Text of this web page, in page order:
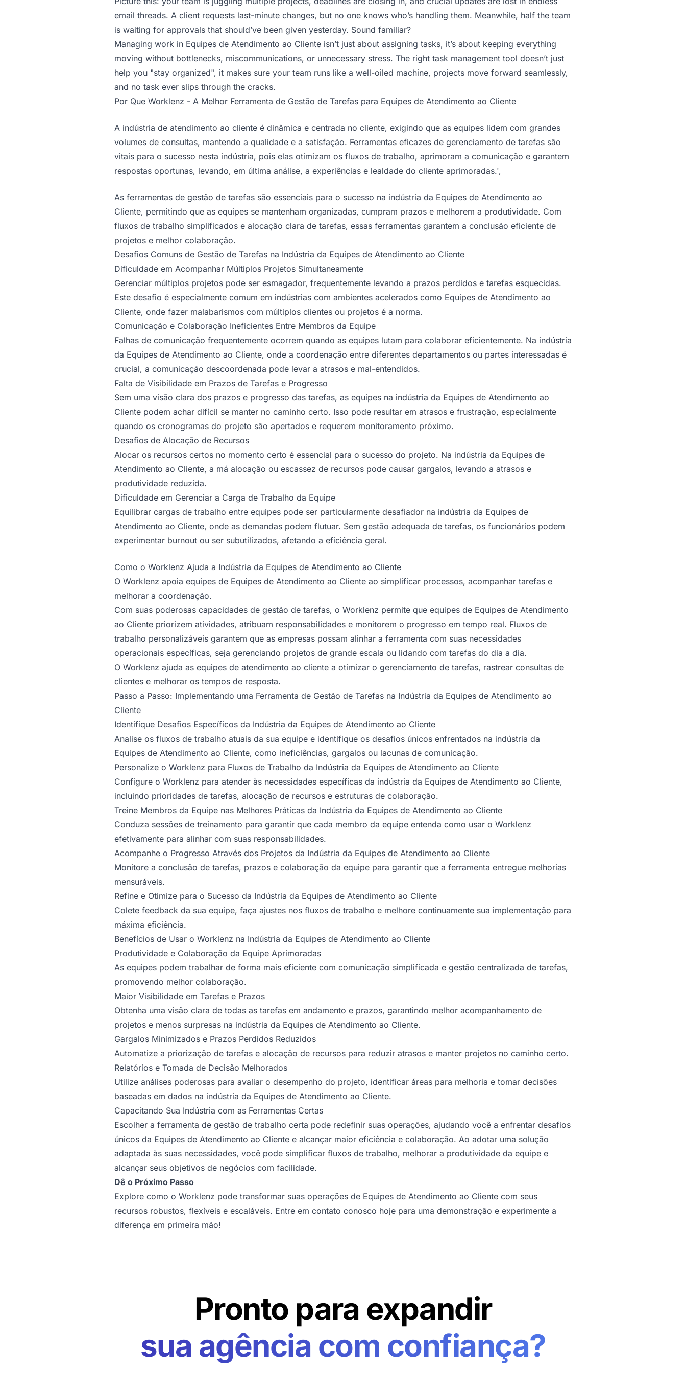
email threads. A client requests last-minute changes, but no one knows who’s handling them. Meanwhile, half the team
is waiting for approvals that should’ve been given yesterday. Sound familiar?
Managing work in Equipes de Atendimento ao Cliente isn’t just about assigning tasks, it’s about keeping everything
moving without bottlenecks, miscommunications, or unnecessary stress. The right task management tool doesn’t just
help you "stay organized", it makes sure your team runs like a well-oiled machine, projects move forward seamlessly,
and no task ever slips through the cracks.
Por Que Worklenz - A Melhor Ferramenta de Gestão de Tarefas para Equipes de Atendimento ao Cliente
A indústria de atendimento ao cliente é dinâmica e centrada no cliente, exigindo que as equipes lidem com grandes
volumes de consultas, mantendo a qualidade e a satisfação. Ferramentas eficazes de gerenciamento de tarefas são
vitais para o sucesso nesta indústria, pois elas otimizam os fluxos de trabalho, aprimoram a comunicação e garantem
respostas oportunas, levando, em última análise, a experiências e lealdade do cliente aprimoradas.',
As ferramentas de gestão de tarefas são essenciais para o sucesso na indústria da Equipes de Atendimento ao
Cliente, permitindo que as equipes se mantenham organizadas, cumpram prazos e melhorem a produtividade. Com
fluxos de trabalho simplificados e alocação clara de tarefas, essas ferramentas garantem a conclusão eficiente de
projetos e melhor colaboração.
Desafios Comuns de Gestão de Tarefas na Indústria da Equipes de Atendimento ao Cliente
Dificuldade em Acompanhar Múltiplos Projetos Simultaneamente
Gerenciar múltiplos projetos pode ser esmagador, frequentemente levando a prazos perdidos e tarefas esquecidas.
Este desafio é especialmente comum em indústrias com ambientes acelerados como Equipes de Atendimento ao
Cliente, onde fazer malabarismos com múltiplos clientes ou projetos é a norma.
Comunicação e Colaboração Ineficientes Entre Membros da Equipe
Falhas de comunicação frequentemente ocorrem quando as equipes lutam para colaborar eficientemente. Na indústria
da Equipes de Atendimento ao Cliente, onde a coordenação entre diferentes departamentos ou partes interessadas é
crucial, a comunicação descoordenada pode levar a atrasos e mal-entendidos.
Falta de Visibilidade em Prazos de Tarefas e Progresso
Sem uma visão clara dos prazos e progresso das tarefas, as equipes na indústria da Equipes de Atendimento ao
Cliente podem achar difícil se manter no caminho certo. Isso pode resultar em atrasos e frustração, especialmente
quando os cronogramas do projeto são apertados e requerem monitoramento próximo.
Desafios de Alocação de Recursos
Alocar os recursos certos no momento certo é essencial para o sucesso do projeto. Na indústria da Equipes de
Atendimento ao Cliente, a má alocação ou escassez de recursos pode causar gargalos, levando a atrasos e
produtividade reduzida.
Dificuldade em Gerenciar a Carga de Trabalho da Equipe
Equilibrar cargas de trabalho entre equipes pode ser particularmente desafiador na indústria da Equipes de
Atendimento ao Cliente, onde as demandas podem flutuar. Sem gestão adequada de tarefas, os funcionários podem
experimentar burnout ou ser subutilizados, afetando a eficiência geral.
Como o Worklenz Ajuda a Indústria da Equipes de Atendimento ao Cliente
O Worklenz apoia equipes de Equipes de Atendimento ao Cliente ao simplificar processos, acompanhar tarefas e
melhorar a coordenação.
Com suas poderosas capacidades de gestão de tarefas, o Worklenz permite que equipes de Equipes de Atendimento
ao Cliente priorizem atividades, atribuam responsabilidades e monitorem o progresso em tempo real. Fluxos de
trabalho personalizáveis garantem que as empresas possam alinhar a ferramenta com suas necessidades
operacionais específicas, seja gerenciando projetos de grande escala ou lidando com tarefas do dia a dia.
O Worklenz ajuda as equipes de atendimento ao cliente a otimizar o gerenciamento de tarefas, rastrear consultas de
clientes e melhorar os tempos de resposta.
Passo a Passo: Implementando uma Ferramenta de Gestão de Tarefas na Indústria da Equipes de Atendimento ao
Cliente
Identifique Desafios Específicos da Indústria da Equipes de Atendimento ao Cliente
Analise os fluxos de trabalho atuais da sua equipe e identifique os desafios únicos enfrentados na indústria da
Equipes de Atendimento ao Cliente, como ineficiências, gargalos ou lacunas de comunicação.
Personalize o Worklenz para Fluxos de Trabalho da Indústria da Equipes de Atendimento ao Cliente
Configure o Worklenz para atender às necessidades específicas da indústria da Equipes de Atendimento ao Cliente,
incluindo prioridades de tarefas, alocação de recursos e estruturas de colaboração.
Treine Membros da Equipe nas Melhores Práticas da Indústria da Equipes de Atendimento ao Cliente
Conduza sessões de treinamento para garantir que cada membro da equipe entenda como usar o Worklenz
efetivamente para alinhar com suas responsabilidades.
Acompanhe o Progresso Através dos Projetos da Indústria da Equipes de Atendimento ao Cliente
Monitore a conclusão de tarefas, prazos e colaboração da equipe para garantir que a ferramenta entregue melhorias
mensuráveis.
Refine e Otimize para o Sucesso da Indústria da Equipes de Atendimento ao Cliente
Colete feedback da sua equipe, faça ajustes nos fluxos de trabalho e melhore continuamente sua implementação para
máxima eficiência.
Benefícios de Usar o Worklenz na Indústria da Equipes de Atendimento ao Cliente
Produtividade e Colaboração da Equipe Aprimoradas
As equipes podem trabalhar de forma mais eficiente com comunicação simplificada e gestão centralizada de tarefas,
promovendo melhor colaboração.
Maior Visibilidade em Tarefas e Prazos
Obtenha uma visão clara de todas as tarefas em andamento e prazos, garantindo melhor acompanhamento de
projetos e menos surpresas na indústria da Equipes de Atendimento ao Cliente.
Gargalos Minimizados e Prazos Perdidos Reduzidos
Automatize a priorização de tarefas e alocação de recursos para reduzir atrasos e manter projetos no caminho certo.
Relatórios e Tomada de Decisão Melhorados
Utilize análises poderosas para avaliar o desempenho do projeto, identificar áreas para melhoria e tomar decisões
baseadas em dados na indústria da Equipes de Atendimento ao Cliente.
Capacitando Sua Indústria com as Ferramentas Certas
Escolher a ferramenta de gestão de trabalho certa pode redefinir suas operações, ajudando você a enfrentar desafios
únicos da Equipes de Atendimento ao Cliente e alcançar maior eficiência e colaboração. Ao adotar uma solução
adaptada às suas necessidades, você pode simplificar fluxos de trabalho, melhorar a produtividade da equipe e
alcançar seus objetivos de negócios com facilidade.
Dê o Próximo Passo
Explore como o Worklenz pode transformar suas operações de Equipes de Atendimento ao Cliente com seus
recursos robustos, flexíveis e escaláveis. Entre em contato conosco hoje para uma demonstração e experimente a
diferença em primeira mão!
Pronto para expandir
sua agência com confiança?